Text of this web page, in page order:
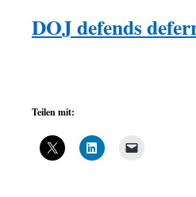
DOJ defends
Teilen mit: